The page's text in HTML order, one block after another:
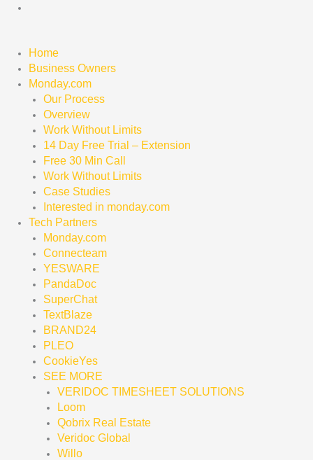
Skip
Home
Business Owners
Monday.com
Our Process
Overview
Work Without Limits
14 Day Free Trial – Extension
Free 30 Min Call
Work Without Limits
Case Studies
Interested in monday.com
Tech Partners
Monday.com
Connecteam
YESWARE
PandaDoc
SuperChat
TextBlaze
BRAND24
PLEO
CookieYes
SEE MORE
VERIDOC TIMESHEET SOLUTIONS
Loom
Qobrix Real Estate
Veridoc Global
Willo